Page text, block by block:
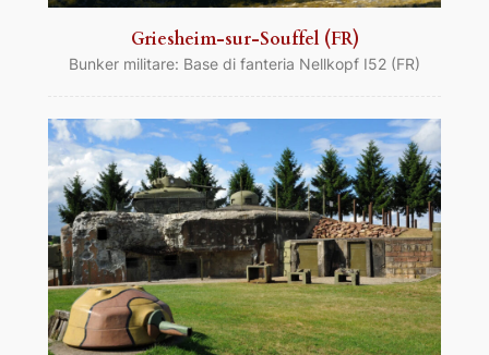
Griesheim-sur-Souffel (FR)
Bunker militare: Base di fanteria Nellkopf I52 (FR)